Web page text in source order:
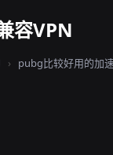
容VPN
› pubg比较好用的加